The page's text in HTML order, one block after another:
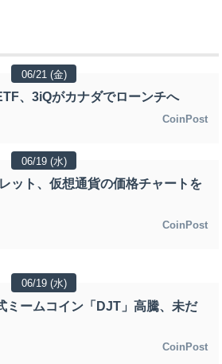
06/21 (金)
、3iQがカナダでローンチへ
CoinPost
06/19 (水)
ット、仮想通貨の価格チャートを
CoinPost
06/19 (水)
ミームコイン「DJT」高騰、未だ
CoinPost